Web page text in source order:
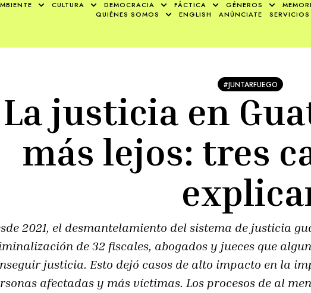
CULTURA DEMOCRACIA FÁCTICA GÉNEROS
QUIÉNES SOMOS
ENGLISH ANÚNCIATE
#JUNTARFUEGO
La justicia en
más lejos: tres
2021, el desmantelamiento del sistema de justicia
de 32 fiscales, abogados y jueces que
justicia. Esto dejó casos de alto impacto en la
afectadas y más víctimas. Los procesos de al